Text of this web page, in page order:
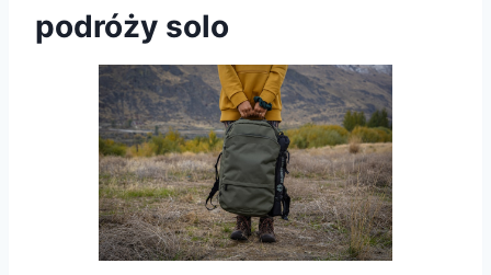
podróży solo